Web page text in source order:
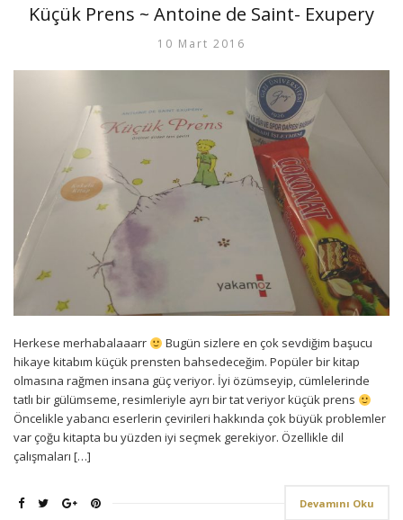
Küçük Prens ~ Antoine de Saint- Exupery
10 Mart 2016
Herkese merhabalaaarr
Bugün sizlere en çok sevdiğim başucu
hikaye kitabım küçük prensten bahsedeceğim. Popüler bir kitap
olmasına rağmen insana güç veriyor. İyi özümseyip, cümlelerinde
tatlı bir gülümseme, resimleriyle ayrı bir tat veriyor küçük prens
Öncelikle yabancı eserlerin çevirileri hakkında çok büyük problemler
var çoğu kitapta bu yüzden iyi seçmek gerekiyor. Özellikle dil
çalışmaları […]
Devamını Oku